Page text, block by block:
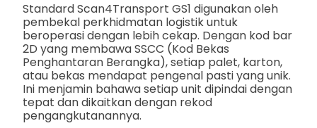
Standard Scan4Transport GS1 digunakan oleh
pembekal perkhidmatan logistik untuk
beroperasi dengan lebih cekap. Dengan kod bar
2D yang membawa SSCC (Kod Bekas
Penghantaran Berangka), setiap palet, karton,
atau bekas mendapat pengenal pasti yang unik.
Ini menjamin bahawa setiap unit dipindai dengan
tepat dan dikaitkan dengan rekod
pengangkutanannya.